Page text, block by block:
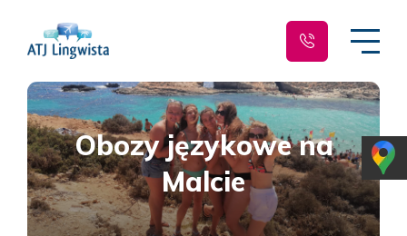
Obozy językowe na
Malcie